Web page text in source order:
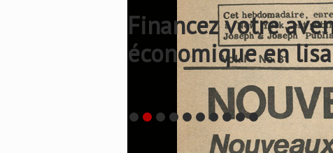
Financez votre
économique en